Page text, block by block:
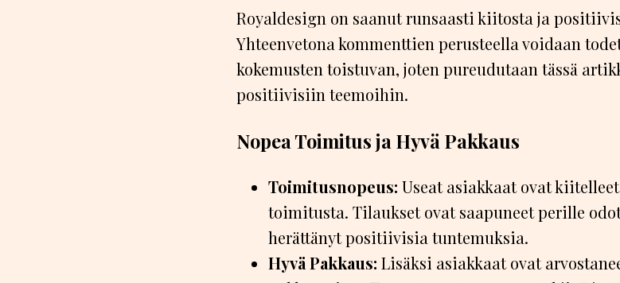
Royaldesign on saanut runsaasti kiitosta ja
Yhteenvetona kommenttien perusteella voidaan
kokemusten toistuvan, joten pureudutaan tässä
positiivisiin teemoihin.
Nopea Toimitus ja Hyvä Pakkaus
Toimitusnopeus: Useat asiakkaat ovat
toimitusta. Tilaukset ovat saapuneet perille
herättänyt positiivisia tuntemuksia.
Hyvä Pakkaus: Lisäksi asiakkaat ovat